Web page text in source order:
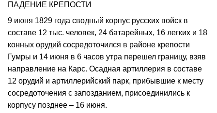
ПАДЕНИЕ КРЕПОСТИ
9 июня 1829 года сводный корпус русских войск в
составе 12 тыс. человек, 24 батарейных, 16 легких и 18
конных орудий сосредоточился в районе крепости
Гумры и 14 июня в 6 часов утра перешел границу, взяв
направление на Карс. Осадная артиллерия в составе
12 орудий и артиллерийский парк, прибывшие к месту
сосредоточения с запозданием, присоединились к
корпусу позднее – 16 июня.